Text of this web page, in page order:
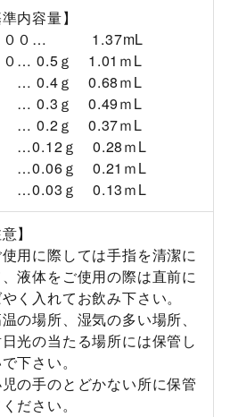
準内容量】
００… 1.37mL
０… 0.5ｇ 1.01ｍL
… 0.4ｇ 0.68ｍL
… 0.3ｇ 0.49ｍL
… 0.2ｇ 0.37ｍL
…0.12ｇ 0.28ｍL
…0.06ｇ 0.21ｍL
…0.03ｇ 0.13ｍL
】
使用に際しては手指を清潔に
、液体をご使用の際は直前に
く入れてお飲み下さい。
温の場所、湿気の多い場所、
光の当たる場所には保管し
下さい。
児の手のとどかない所に保管
ださい。